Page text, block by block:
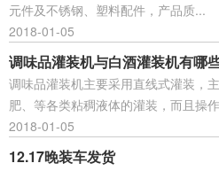
元件及不锈钢、塑料配件，产品质...
2018-01-05
调味品灌装机与白酒灌装机有哪
调味品灌装机主要采用直线式灌装，
肥、等各类粘稠液体的灌装，而且操
2018-01-05
12.17晚装车发货